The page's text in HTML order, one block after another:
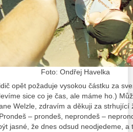
Foto: Ondřej Havelka
opět požaduje vysokou částku za
sice co je čas, ale máme ho.)
Welzle, zdravím a děkuji za
– prondeš, neprondeš –
jasné, že dnes odsud neodjedeme, a